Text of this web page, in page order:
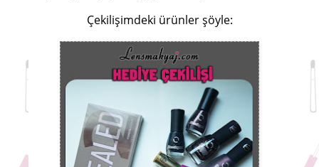
Çekilişimdeki ürünler şöyle: